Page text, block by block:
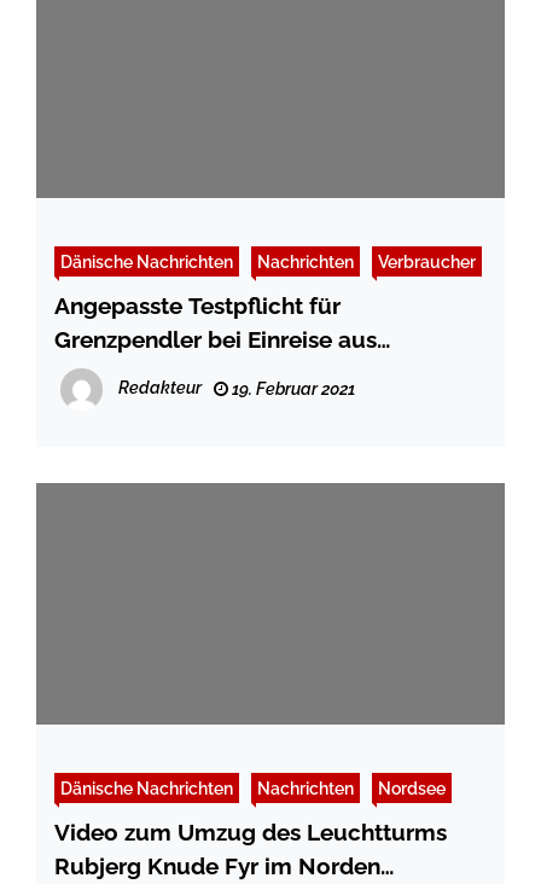
Dänische Nachrichten Nachrichten Verbraucher
Angepasste Testpflicht für
Grenzpendler bei Einreise aus
Dänemark
Redakteur 19. Februar 2021
Dänische Nachrichten Nachrichten Nordsee
Video zum Umzug des Leuchtturms
Rubjerg Knude Fyr im Norden